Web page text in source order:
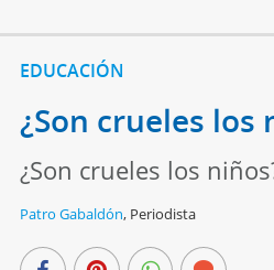
EDUCACIÓN
¿Son crueles los
¿Son crueles los
Patro Gabaldón, Periodista